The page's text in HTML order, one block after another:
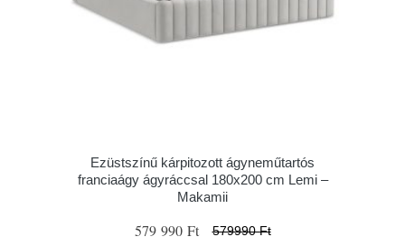
Ezüstszínű kárpitozott ágyneműtartós
franciaágy ágyráccsal 180x200 cm Lemi –
Makamii
579 990 Ft 579990 Ft